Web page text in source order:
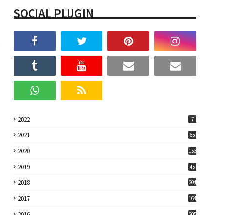
SOCIAL PLUGIN
2022 7
2021 65
2020 153
2019 45
2018 204
2017 164